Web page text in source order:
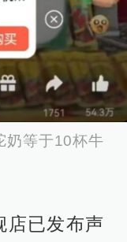
奶等于10杯牛
店已发布声